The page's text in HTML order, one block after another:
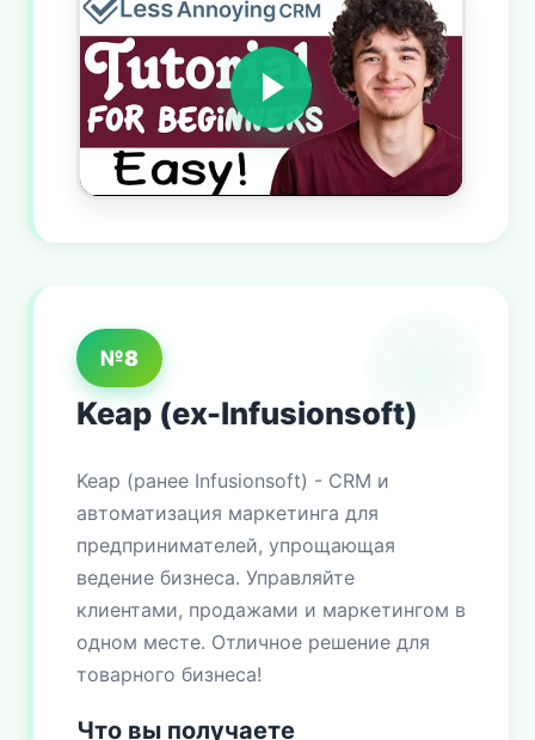
№8
Keap (ex-Infusionsoft)
Keap (ранее Infusionsoft) - CRM и
автоматизация маркетинга для
предпринимателей, упрощающая
ведение бизнеса. Управляйте
клиентами, продажами и маркетингом в
одном месте. Отличное решение для
товарного бизнеса!
Что вы получаете